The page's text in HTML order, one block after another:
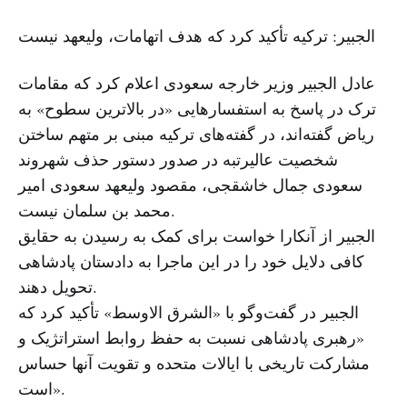
الجبیر: ترکیه تأکید کرد که هدف اتهامات، ولیعهد نیست
عادل الجبیر وزیر خارجه سعودی اعلام کرد که مقامات
ترک در پاسخ به استفسارهایی «در بالاترین سطوح» به
ریاض گفته‌اند، در گفته‌های ترکیه مبنی بر متهم ساختن
شخصیت عالیرتبه در صدور دستور حذف شهروند
سعودی جمال خاشقجی، مقصود ولیعهد سعودی امیر
محمد بن سلمان نیست.
الجبیر از آنکارا خواست برای کمک به رسیدن به حقایق
کافی دلایل خود را در این ماجرا به دادستان پادشاهی
تحویل دهند.
الجبیر در گفت‌وگو با «الشرق الاوسط» تأکید کرد که
«رهبری پادشاهی نسبت به حفظ روابط استراتژیک و
مشارکت تاریخی با ایالات متحده و تقویت آنها حساس
است».